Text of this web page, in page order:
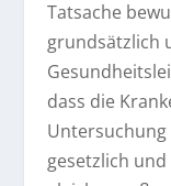
Tatsache
grundsätzlich
dass die
gesetzlich